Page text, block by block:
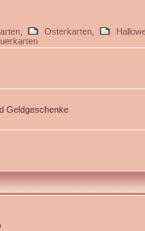
Osterkarten
Geldgeschenke